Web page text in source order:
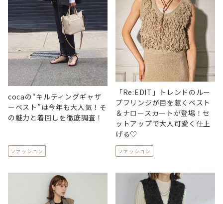
cocaの“キルティングギャザ
ーベスト”は今年も大人気！そ
の魅力と着回しを徹底調査！
ファッション
「Re:EDIT」トレンドのルー
プフリンジが目を惹くベスト
＆ナロースカートが登場！セ
ットアップで大人可愛く仕上
げる♡
ファッション